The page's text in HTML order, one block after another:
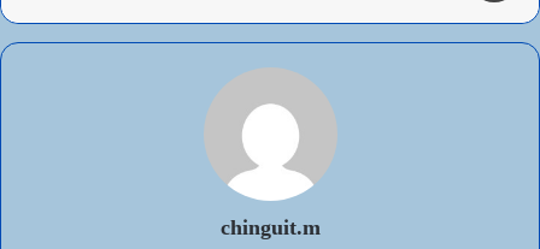
chinguit.m